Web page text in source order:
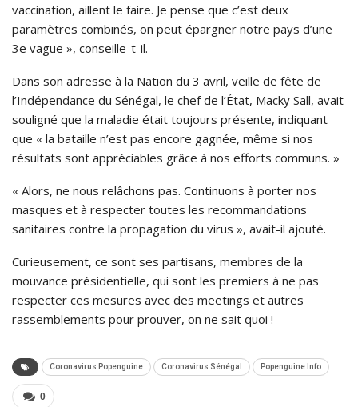
vaccination, aillent le faire. Je pense que c’est deux
paramètres combinés, on peut épargner notre pays d’une
3e vague », conseille-t-il.
Dans son adresse à la Nation du 3 avril, veille de fête de
l’Indépendance du Sénégal, le chef de l’État, Macky Sall, avait
souligné que la maladie était toujours présente, indiquant
que « la bataille n’est pas encore gagnée, même si nos
résultats sont appréciables grâce à nos efforts communs. »
« Alors, ne nous relâchons pas. Continuons à porter nos
masques et à respecter toutes les recommandations
sanitaires contre la propagation du virus », avait-il ajouté.
Curieusement, ce sont ses partisans, membres de la
mouvance présidentielle, qui sont les premiers à ne pas
respecter ces mesures avec des meetings et autres
rassemblements pour prouver, on ne sait quoi !
Coronavirus Popenguine Coronavirus Sénégal Popenguine Info
0